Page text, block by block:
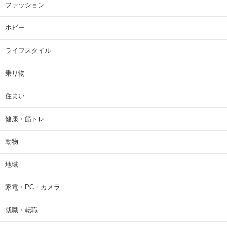
ファッション
ホビー
ライフスタイル
乗り物
住まい
健康・筋トレ
動物
地域
家電・PC・カメラ
就職・転職